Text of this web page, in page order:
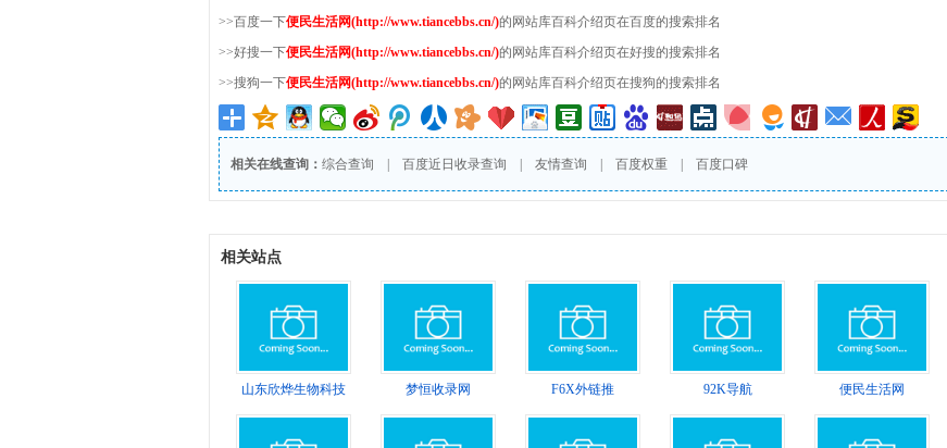
>>百度一下便民生活网(http://www.tiancebbs.cn/)的网站库百科介绍页在百度的搜索排名
>>好搜一下便民生活网(http://www.tiancebbs.cn/)的网站库百科介绍页在好搜的搜索排名
>>搜狗一下便民生活网(http://www.tiancebbs.cn/)的网站库百科介绍页在搜狗的搜索排名
相关在线查询： 综合查询 百度近日收录查询 友情查询 百度权重 百度口碑
相关站点
山东欣烨生物科技 梦恒收录网 F6X外链推 92K导航 便民生活网